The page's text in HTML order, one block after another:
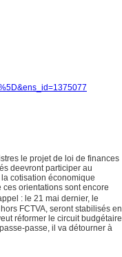
le projet de loi de finances
deevront participer au
cotisation économique
orientations sont encore
: le 21 mai dernier, le
FCTVA, seront stabilisés en
réformer le circuit budgétaire
passe, il va détourner à